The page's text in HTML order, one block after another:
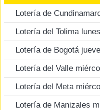
Lotería de
Lotería del Tolima
Lotería de Bogotá
Lotería del Valle
Lotería del Meta
Lotería de Manizales